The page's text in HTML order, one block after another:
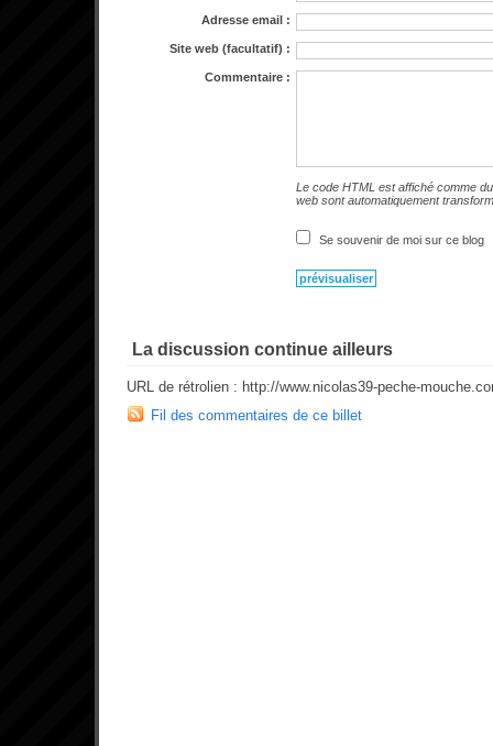
Adresse email :
Site web (facultatif) :
Commentaire :
Le code HTML est affiché comme
web sont automatiquement
Se souvenir de moi sur ce blog
La discussion continue ailleurs
URL de rétrolien : http://www.nicolas39-peche-
Fil des commentaires de ce billet